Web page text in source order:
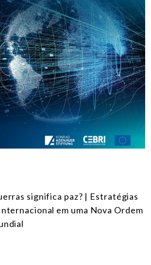
significa paz? | Estratégias
em uma Nova Ordem